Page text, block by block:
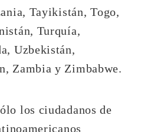
Tayikistán, Togo,
Turquía,
Uzbekistán,
Zambia y Zimbabwe.
los ciudadanos de